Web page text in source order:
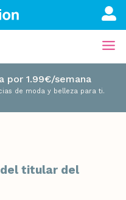
por 1.99€/semana
de moda y belleza para ti.
titular del